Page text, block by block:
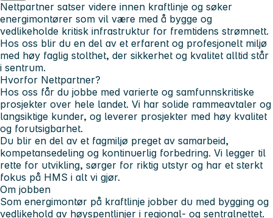
Nettpartner satser videre innen kraftlinje og søker
energimontører som vil være med å bygge og
vedlikeholde kritisk infrastruktur for fremtidens strømnett.
Hos oss blir du en del av et erfarent og profesjonelt miljø
med høy faglig stolthet, der sikkerhet og kvalitet alltid står
i sentrum.
Hvorfor Nettpartner?
Hos oss får du jobbe med varierte og samfunnskritiske
prosjekter over hele landet. Vi har solide rammeavtaler og
langsiktige kunder, og leverer prosjekter med høy kvalitet
og forutsigbarhet.
Du blir en del av et fagmiljø preget av samarbeid,
kompetansedeling og kontinuerlig forbedring. Vi legger til
rette for utvikling, sørger for riktig utstyr og har et sterkt
fokus på HMS i alt vi gjør.
Om jobben
Som energimontør på kraftlinje jobber du med bygging og
vedlikehold av høyspentlinjer i regional- og sentralnettet.